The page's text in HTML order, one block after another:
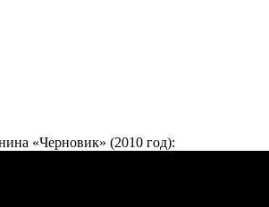
«Черновик» (2010 год):